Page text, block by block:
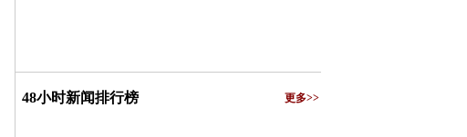
48小时新闻排行榜 更多>>